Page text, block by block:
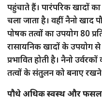
पहुंचाते हैं। पारंपरिक खादों का
चला जाता है। वहीं नैनो खाद
पोषक तत्वों का उपयोग 80
रासायनिक खादों के उपयोग से
प्रभावित होती है। नैनो
तत्वों के संतुलन को बनाए
पौधे अधिक स्वस्थ और फसल